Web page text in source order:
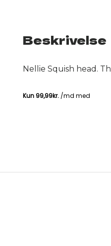
Beskrivelse
Nellie Squish head.